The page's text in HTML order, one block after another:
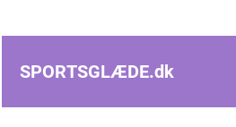
SPORTSGLÆDE.dk